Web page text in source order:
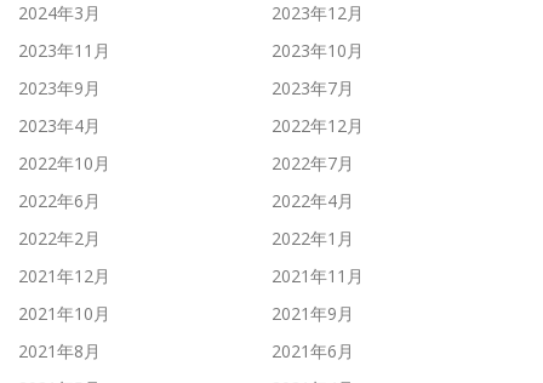
2024年3月
2023年12月
2023年11月
2023年10月
2023年9月
2023年7月
2023年4月
2022年12月
2022年10月
2022年7月
2022年6月
2022年4月
2022年2月
2022年1月
2021年12月
2021年11月
2021年10月
2021年9月
2021年8月
2021年6月